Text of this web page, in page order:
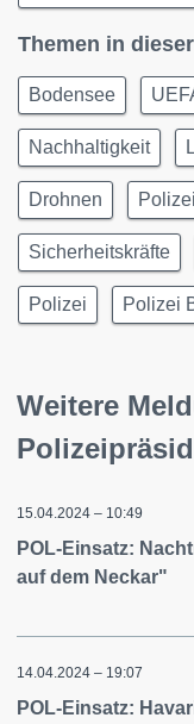
Themen in
Bodensee
Nachhaltigkeit
Drohnen
Sicherheitskräfte
Polizei Polizei
Weitere
15.04.2024 – 10:49
POL-Einsatz:
auf dem Neckar"
14.04.2024 – 19:07
POL-Einsatz: